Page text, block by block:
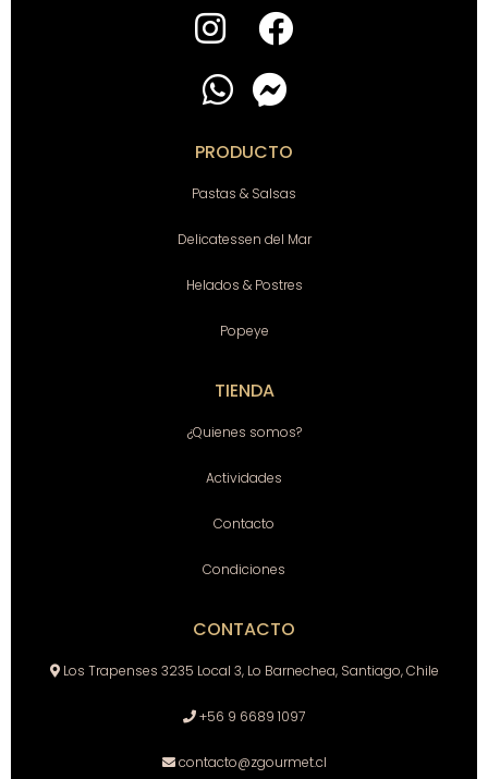
PRODUCTO
Pastas & Salsas
Delicatessen del Mar
Helados & Postres
Popeye
TIENDA
¿Quienes somos?
Actividades
Contacto
Condiciones
CONTACTO
Los Trapenses 3235 Local 3, Lo Barnechea, Santiago, Chile
+56 9 6689 1097
contacto@zgourmet.cl